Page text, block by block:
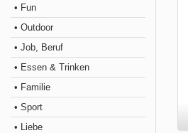
• Fun
• Outdoor
• Job, Beruf
• Essen & Trinken
• Familie
• Sport
• Liebe